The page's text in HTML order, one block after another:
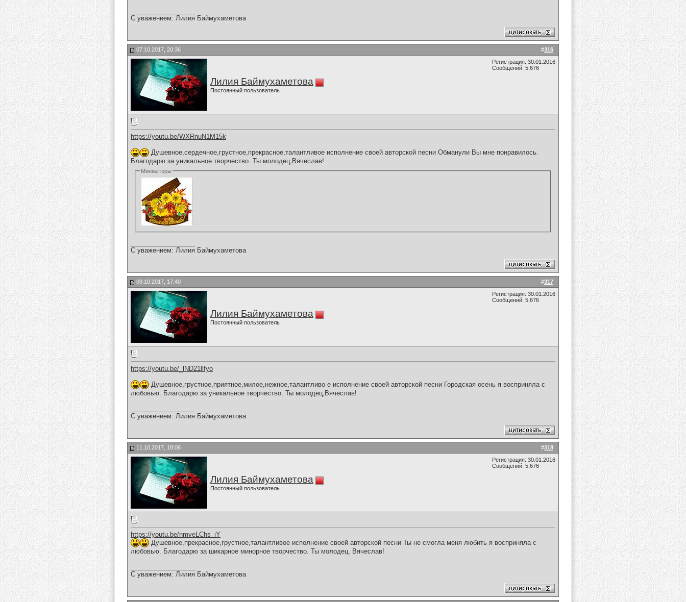
С уважением: Лилия Баймухаметова
#316
07.10.2017, 20:36
Лилия Баймухаметова
Постоянный пользователь
Регистрация: 30.01.2016
Сообщений: 5,676
https://youtu.be/WXRnuN1M15k
Душевное,сердечное,грустное,прекрасное,талантливое исполнение своей авторской песни Обманули Вы мне понравилось.
Благодарю за уникальное творчество. Ты молодец,Вячеслав!
Миниатюры
С уважением: Лилия Баймухаметова
#317
09.10.2017, 17:40
Лилия Баймухаметова
Постоянный пользователь
Регистрация: 30.01.2016
Сообщений: 5,676
https://youtu.be/_lND21llfyo
Душевное,грустное,приятное,милое,нежное,талантливо е исполнение своей авторской песни Городская осень я восприняла с
любовью. Благодарю за уникальное творчество. Ты молодец,Вячеслав!
С уважением: Лилия Баймухаметова
#318
11.10.2017, 18:06
Лилия Баймухаметова
Постоянный пользователь
Регистрация: 30.01.2016
Сообщений: 5,676
https://youtu.be/nmveLChs_iY
Душевное,прекрасное,грустное,талантливое исполнение своей авторской песни Ты не смогла меня любить я восприняла с
любовью. Благодарю за шикарное минорное творчество. Ты молодец, Вячеслав!
С уважением: Лилия Баймухаметова